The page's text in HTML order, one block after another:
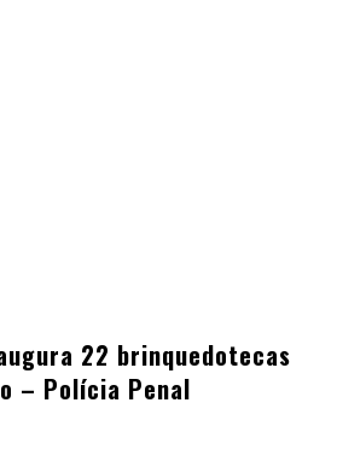
22 brinquedotecas
– Polícia Penal